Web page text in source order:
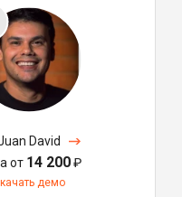
David
от 14 200₽
демо